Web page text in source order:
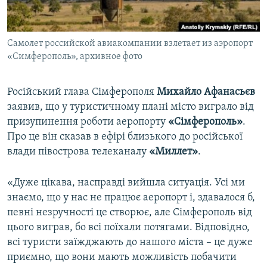
СВІДЧЕННЯ ОКУПАЦІЇ
УКРАЇНСЬКА ПРОБЛЕМА КРИМУ
ІНФОГРАФІКА
Qırımtatar
ДОЛУЧАЙСЯ!
Усі сайти RFE/RL
Самолет российской авиакомпании взлетает из аэропорт
«Симферополь», архивное фото
Російський глава Сімферополя Михайло Афанасьєв
заявив, що у туристичному плані місто виграло від
призупинення роботи аеропорту «Сімферополь».
Про це він сказав в ефірі близького до російської
влади півострова телеканалу «Миллет».
«Дуже цікава, насправді вийшла ситуація. Усі ми
знаємо, що у нас не працює аеропорт і, здавалося б,
певні незручності це створює, але Сімферополь від
цього виграв, бо всі поїхали потягами. Відповідно,
всі туристи заїжджають до нашого міста – це дуже
приємно, що вони мають можливість побачити